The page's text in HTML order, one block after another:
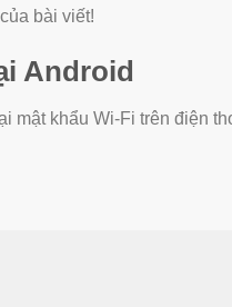
bài viết!
Android
mật khẩu Wi-Fi trên điện